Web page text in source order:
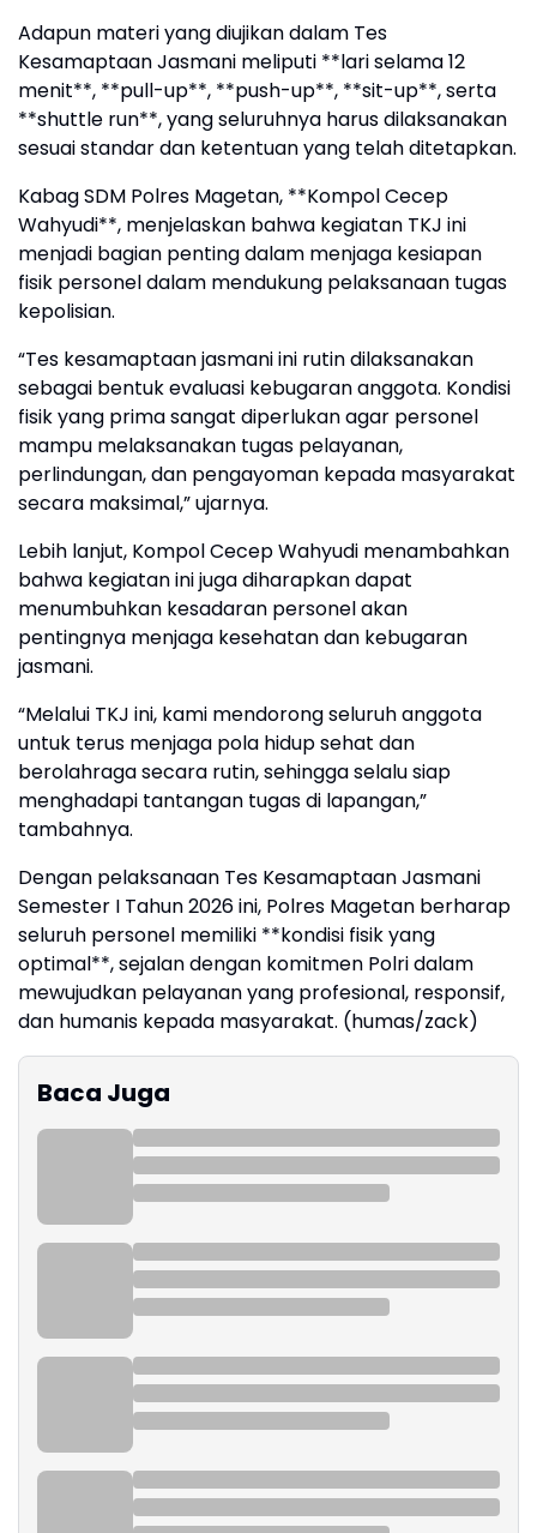
Adapun materi yang diujikan dalam Tes
Kesamaptaan Jasmani meliputi **lari selama 12
menit**, **pull-up**, **push-up**, **sit-up**, serta
**shuttle run**, yang seluruhnya harus dilaksanakan
sesuai standar dan ketentuan yang telah ditetapkan.
Kabag SDM Polres Magetan, **Kompol Cecep
Wahyudi**, menjelaskan bahwa kegiatan TKJ ini
menjadi bagian penting dalam menjaga kesiapan
fisik personel dalam mendukung pelaksanaan tugas
kepolisian.
“Tes kesamaptaan jasmani ini rutin dilaksanakan
sebagai bentuk evaluasi kebugaran anggota. Kondisi
fisik yang prima sangat diperlukan agar personel
mampu melaksanakan tugas pelayanan,
perlindungan, dan pengayoman kepada masyarakat
secara maksimal,” ujarnya.
Lebih lanjut, Kompol Cecep Wahyudi menambahkan
bahwa kegiatan ini juga diharapkan dapat
menumbuhkan kesadaran personel akan
pentingnya menjaga kesehatan dan kebugaran
jasmani.
“Melalui TKJ ini, kami mendorong seluruh anggota
untuk terus menjaga pola hidup sehat dan
berolahraga secara rutin, sehingga selalu siap
menghadapi tantangan tugas di lapangan,”
tambahnya.
Dengan pelaksanaan Tes Kesamaptaan Jasmani
Semester I Tahun 2026 ini, Polres Magetan berharap
seluruh personel memiliki **kondisi fisik yang
optimal**, sejalan dengan komitmen Polri dalam
mewujudkan pelayanan yang profesional, responsif,
dan humanis kepada masyarakat. (humas/zack)
Baca Juga